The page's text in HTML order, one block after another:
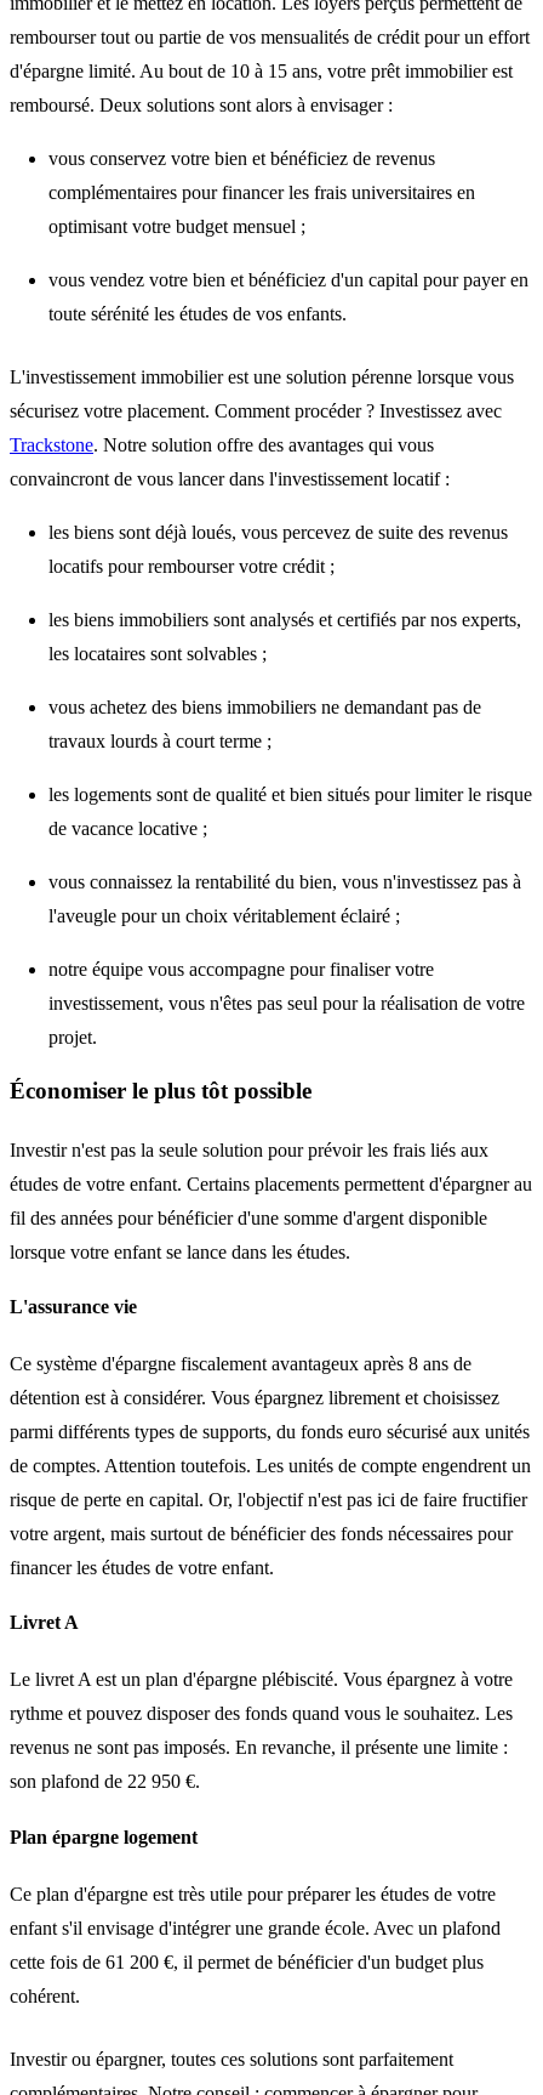
rembourser tout ou partie de vos mensualités de crédit pour un effort
d'épargne limité. Au bout de 10 à 15 ans, votre prêt immobilier est
remboursé. Deux solutions sont alors à envisager :
vous conservez votre bien et bénéficiez de revenus
complémentaires pour financer les frais universitaires en
optimisant votre budget mensuel ;
vous vendez votre bien et bénéficiez d'un capital pour payer en
toute sérénité les études de vos enfants.
L'investissement immobilier est une solution pérenne lorsque vous
sécurisez votre placement. Comment procéder ? Investissez avec
Trackstone. Notre solution offre des avantages qui vous
convaincront de vous lancer dans l'investissement locatif :
les biens sont déjà loués, vous percevez de suite des revenus
locatifs pour rembourser votre crédit ;
les biens immobiliers sont analysés et certifiés par nos experts,
les locataires sont solvables ;
vous achetez des biens immobiliers ne demandant pas de
travaux lourds à court terme ;
les logements sont de qualité et bien situés pour limiter le risque
de vacance locative ;
vous connaissez la rentabilité du bien, vous n'investissez pas à
l'aveugle pour un choix véritablement éclairé ;
notre équipe vous accompagne pour finaliser votre
investissement, vous n'êtes pas seul pour la réalisation de votre
projet.
Économiser le plus tôt possible
Investir n'est pas la seule solution pour prévoir les frais liés aux
études de votre enfant. Certains placements permettent d'épargner au
fil des années pour bénéficier d'une somme d'argent disponible
lorsque votre enfant se lance dans les études.
L'assurance vie
Ce système d'épargne fiscalement avantageux après 8 ans de
détention est à considérer. Vous épargnez librement et choisissez
parmi différents types de supports, du fonds euro sécurisé aux unités
de comptes. Attention toutefois. Les unités de compte engendrent un
risque de perte en capital. Or, l'objectif n'est pas ici de faire fructifier
votre argent, mais surtout de bénéficier des fonds nécessaires pour
financer les études de votre enfant.
Livret A
Le livret A est un plan d'épargne plébiscité. Vous épargnez à votre
rythme et pouvez disposer des fonds quand vous le souhaitez. Les
revenus ne sont pas imposés. En revanche, il présente une limite :
son plafond de 22 950 €.
Plan épargne logement
Ce plan d'épargne est très utile pour préparer les études de votre
enfant s'il envisage d'intégrer une grande école. Avec un plafond
cette fois de 61 200 €, il permet de bénéficier d'un budget plus
cohérent.
Investir ou épargner, toutes ces solutions sont parfaitement